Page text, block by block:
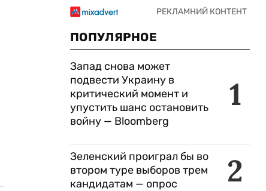
ПОПУЛЯРНОЕ
1
Запад снова может
подвести Украину в
критический момент и
упустить шанс остановить
войну — Bloomberg
2
Зеленский проиграл бы во
втором туре выборов трем
кандидатам — опрос